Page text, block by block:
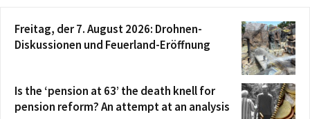
Freitag, der 7. August 2026: Drohnen-
Diskussionen und Feuerland-Eröffnung
Is the ‘pension at 63’ the death knell for
pension reform? An attempt at an analysis